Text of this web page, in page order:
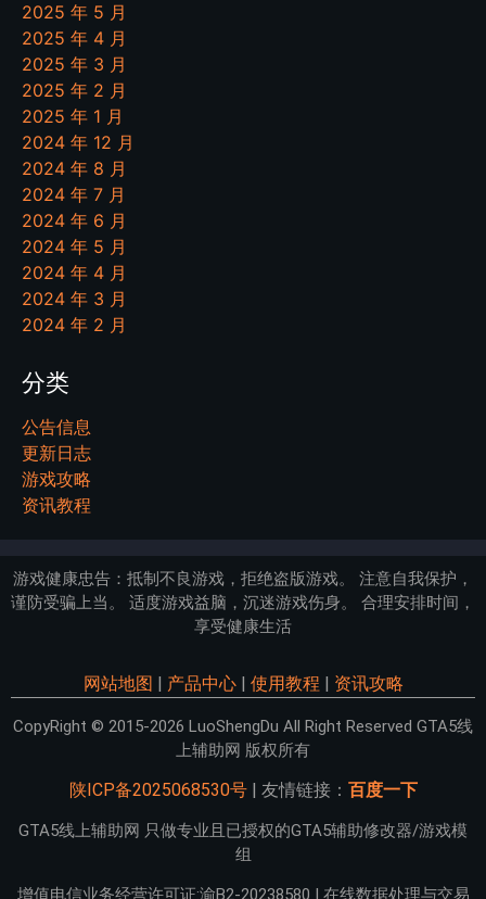
2025 年 5 月
2025 年 4 月
2025 年 3 月
2025 年 2 月
2025 年 1 月
2024 年 12 月
2024 年 8 月
2024 年 7 月
2024 年 6 月
2024 年 5 月
2024 年 4 月
2024 年 3 月
2024 年 2 月
分类
公告信息
更新日志
游戏攻略
资讯教程
游戏健康忠告：抵制不良游戏，拒绝盗版游戏。 注意自我保护，
谨防受骗上当。 适度游戏益脑，沉迷游戏伤身。 合理安排时间，
享受健康生活
网站地图 | 产品中心| 使用教程 | 资讯攻略
CopyRight © 2015-2026 LuoShengDu All Right Reserved GTA5线
上辅助网 版权所有
陕ICP备2025068530号| 友情链接： 百度一下
GTA5线上辅助网 只做专业且已授权的GTA5辅助修改器/游戏模
组
增值电信业务经营许可证:渝B2-20238580 | 在线数据处理与交易